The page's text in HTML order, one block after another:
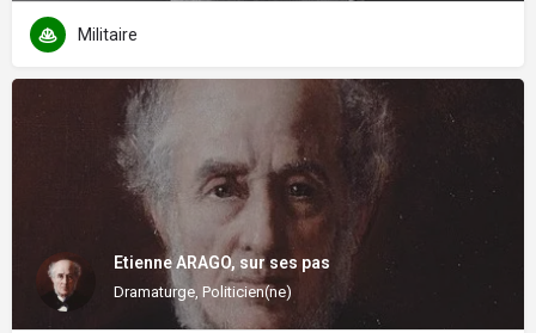
Militaire
Etienne ARAGO, sur ses pas
Dramaturge, Politicien(ne)